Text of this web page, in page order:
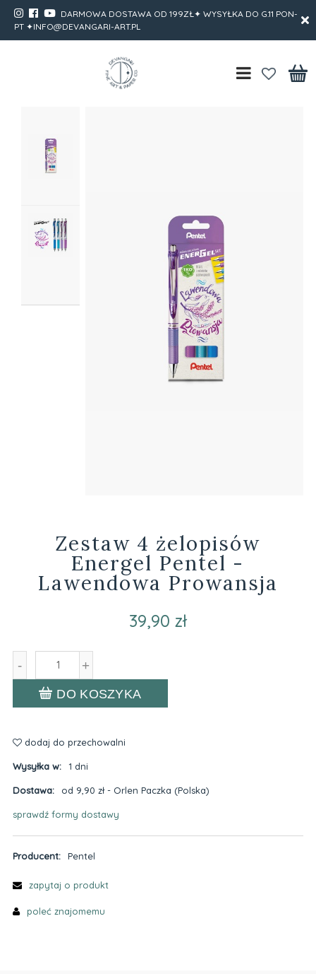
DARMOWA DOSTAWA OD 199ZŁ✦ WYSYŁKA DO G.11 PON-
PT ✦INFO@DEVANGARI-ART.PL
Zestaw 4 żelopisów
Energel Pentel -
Lawendowa Prowansja
39,90 zł
- +
DO KOSZYKA
dodaj do przechowalni
Wysyłka w: 1 dni
Dostawa: od 9,90 zł - Orlen Paczka (Polska)
Cena nie zawiera ewentualnych kosztów płatności
sprawdź formy dostawy
Producent: Pentel
zapytaj o produkt
poleć znajomemu